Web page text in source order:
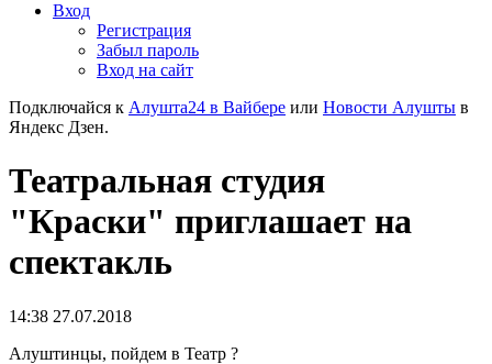
Вход
Регистрация
Забыл пароль
Вход на сайт
Подключайся к Алушта24 в Вайбере или Новости Алушты в
Яндекс Дзен.
Театральная студия
"Краски" приглашает на
спектакль
14:38 27.07.2018
Алуштинцы, пойдем в Театр ?